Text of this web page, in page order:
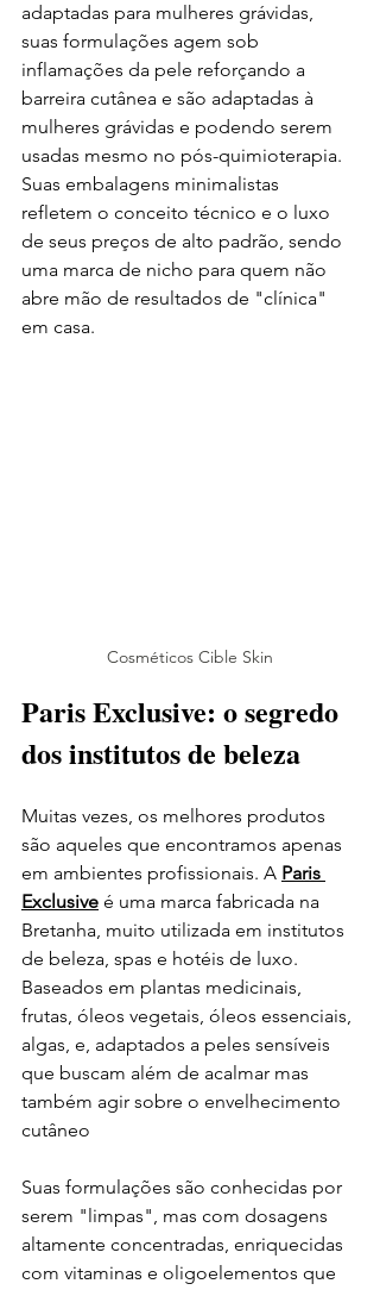
adaptadas para mulheres grávidas,
suas formulações agem sob
inflamações da pele reforçando a
barreira cutânea e são adaptadas à
mulheres grávidas e podendo serem
usadas mesmo no pós-quimioterapia.
Suas embalagens minimalistas
refletem o conceito técnico e o luxo
de seus preços de alto padrão, sendo
uma marca de nicho para quem não
abre mão de resultados de "clínica"
em casa.
Cosméticos Cible Skin
Paris Exclusive: o segredo
dos institutos de beleza
Muitas vezes, os melhores produtos
são aqueles que encontramos apenas
em ambientes profissionais. A Paris
Exclusive é uma marca fabricada na
Bretanha, muito utilizada em institutos
de beleza, spas e hotéis de luxo.
Baseados em plantas medicinais,
frutas, óleos vegetais, óleos essenciais,
algas, e, adaptados a peles sensíveis
que buscam além de acalmar mas
também agir sobre o envelhecimento
cutâneo
Suas formulações são conhecidas por
serem "limpas", mas com dosagens
altamente concentradas, enriquecidas
com vitaminas e oligoelementos que